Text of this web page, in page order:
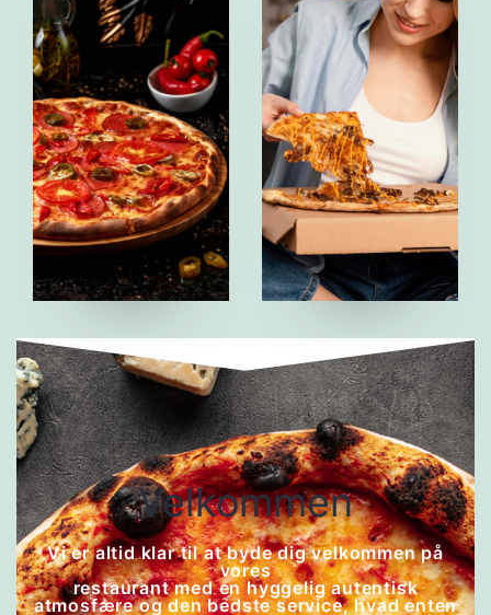
Velkommen
Vi er altid klar til at byde dig velkommen på
vores
restaurant med en hyggelig autentisk
atmosfære og den bedste service, hvad enten